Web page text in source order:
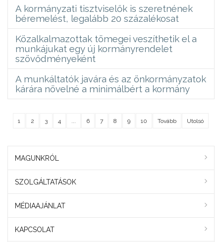
A kormányzati tisztviselők is szeretnének
béremelést, legalább 20 százalékosat
Közalkalmazottak tömegei veszíthetik el a
munkájukat egy új kormányrendelet
szövődményeként
A munkáltatók javára és az önkormányzatok
kárára növelné a minimálbért a kormány
1 2 3 4 6 7 8 9 10 Tovább Utolsó
MAGUNKRÓL
SZOLGÁLTATÁSOK
MÉDIAAJÁNLAT
KAPCSOLAT